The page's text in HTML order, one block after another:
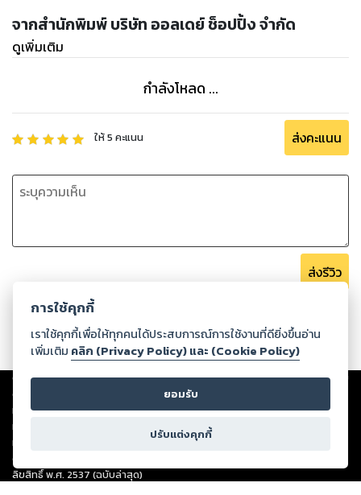
จากสำนักพิมพ์ บริษัท ออลเดย์ ช็อปปิ้ง จำกัด
ดูเพิ่มเติม
กำลังโหลด ...
ให้5 คะแนน ส่งคะแนน
ส่งรีวิว
Copyright ©2026Storylog Co., Ltd. - สตอรี่ล็อกขอสงวนสิทธิ์ไม่รับผิดชอบ
ต่อผลงานหรือเนื้อหาใดที่อัปโหลดผ่านเว็บไซต์และปรากฏว่าละเมิดสิทธิใน
ทรัพย์สินทางปัญญาของบุคคลอื่นหรือขัดต่อกฎหมายและศีลธรรม ดังนั้น ผู้อ่าน
ทุกท่านโปรดใช้วิจารณญาณในการกลั่นกรองด้วยตนเอง และหากท่านพบว่าส่วน
หนึ่งส่วนใดขัดต่อกฎหมายและศีลธรรม กรุณาแจ้งมายังบริษัท เพื่อทีมงานจะได้
ดำเนินการในทันที ทั้งนี้ ทางสตอรี่ล็อกขอสงวนลิขสิทธิ์ตามพระราชบัญญัติ
ลิขสิทธิ์ พ.ศ. 2537 (ฉบับล่าสุด)
การใช้คุกกี้
เราใช้คุกกี้เพื่อให้ทุกคนได้ประสบการณ์การใช้งานที่ดียิ่งขึ้นอ่าน
เพิ่มเติม คลิก (Privacy Policy) และ (Cookie Policy)
ยอมรับ
ปรับแต่งคุกกี้